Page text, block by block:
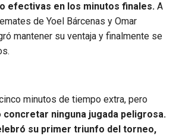
efectivas en los minutos finales. A
de Yoel Bárcenas y Omar
mantener su ventaja y finalmente se
minutos de tiempo extra, pero
concretar ninguna jugada peligrosa.
su primer triunfo del torneo,